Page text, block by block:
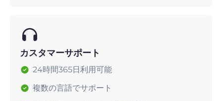
カスタマーサポート
24時間365日利用可能
複数の言語でサポート